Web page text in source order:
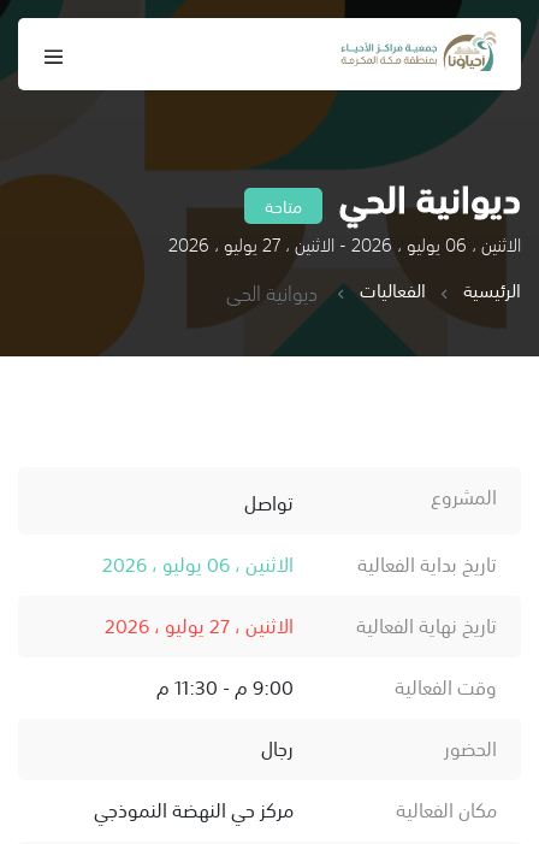
ديوانية الحي متاحة
الاثنين ، 06 يوليو ، 2026 - الاثنين ، 27 يوليو ، 2026
الرئيسية
الفعاليات ديوانية الحي
المشروع
تواصل
تاريخ بداية الفعالية
الاثنين ، 06 يوليو ، 2026
تاريخ نهاية الفعالية
الاثنين ، 27 يوليو ، 2026
وقت الفعالية
9:00 م - 11:30 م
الحضور
رجال
مكان الفعالية
مركز حي النهضة النموذجي